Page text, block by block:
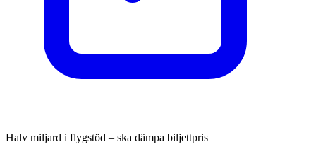
Halv miljard i flygstöd – ska dämpa biljettpris